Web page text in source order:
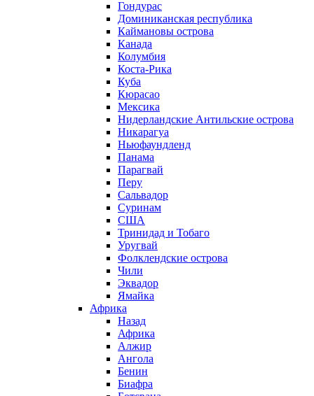
Гондурас
Доминиканская республика
Каймановы острова
Канада
Колумбия
Коста-Рика
Куба
Кюрасао
Мексика
Нидерландские Антильские острова
Никарагуа
Ньюфаундленд
Панама
Парагвай
Перу
Сальвадор
Суринам
США
Тринидад и Тобаго
Уругвай
Фолклендские острова
Чили
Эквадор
Ямайка
Африка
Назад
Африка
Алжир
Ангола
Бенин
Биафра